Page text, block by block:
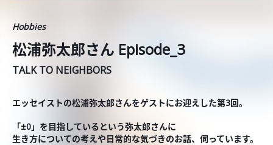
Hobbies
松浦弥太郎さん Episode_3
TALK TO NEIGHBORS
エッセイストの松浦弥太郎さんをゲストにお迎えした第3回。
「±0」を目指しているという弥太郎さんに
生き方についての考えや日常的な気づきのお話、伺っています。